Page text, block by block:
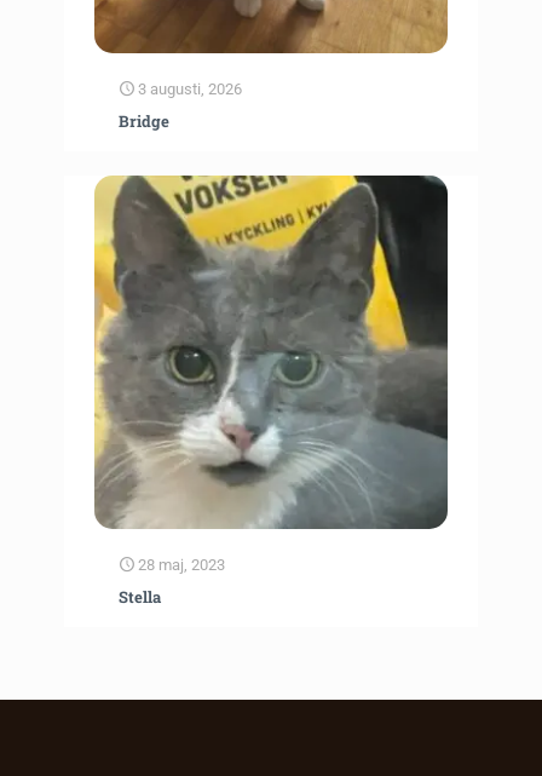
3 augusti, 2026
Bridge
28 maj, 2023
Stella